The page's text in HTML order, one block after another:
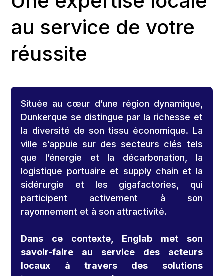
au service de votre
réussite
Située au cœur d’une région dynamique,
Dunkerque se distingue par la richesse et
la diversité de son tissu économique. La
ville s’appuie sur des secteurs clés tels
que l’énergie et la décarbonation, la
logistique portuaire et supply chain et la
sidérurgie et les gigafactories, qui
participent activement à son
rayonnement et à son attractivité.
Dans ce contexte, Englab met son
savoir-faire au service des acteurs
locaux à travers des solutions